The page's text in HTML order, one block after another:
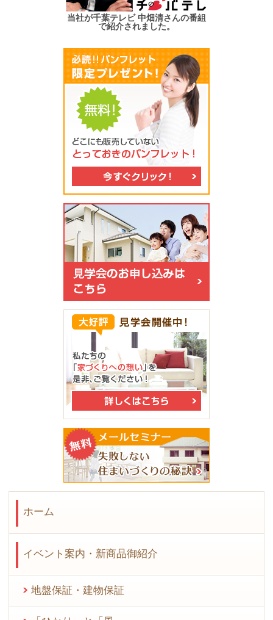
当社が千葉テレビ 中畑清さんの番組
で紹介されました。
ホーム
イベント案内・新商品御紹介
地盤保証・建物保証